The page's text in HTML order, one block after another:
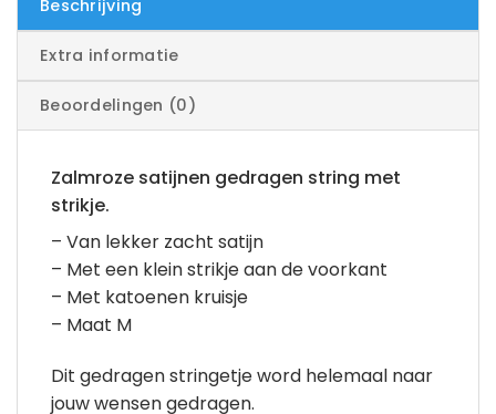
Beschrijving
Extra informatie
Beoordelingen (0)
Zalmroze satijnen gedragen string met
strikje.
– Van lekker zacht satijn
– Met een klein strikje aan de voorkant
– Met katoenen kruisje
– Maat M
Dit gedragen stringetje word helemaal naar
jouw wensen gedragen.